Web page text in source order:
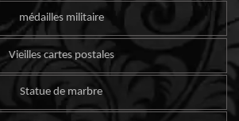
médailles militaire
Vieilles cartes postales
Statue de marbre